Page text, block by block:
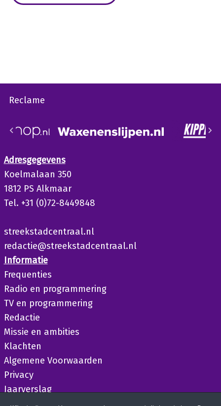
Reclame
Adresgegevens
Koelmalaan 350
1812 PS Alkmaar
Tel. +31 (0)72-8449848
streekstadcentraal.nl
redactie@streekstadcentraal.nl
Informatie
Frequenties
Radio en programmering
TV en programmering
Redactie
Missie en ambities
Klachten
Algemene Voorwaarden
Privacy
Jaarverslag